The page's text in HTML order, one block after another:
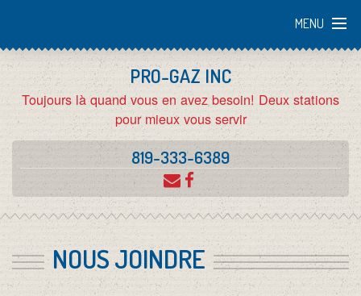
MENU
ACCUEIL
L'ENTREPRISE
EMPLOI
SERGAZ
PRO-GAZ INC
Toujours là quand vous en avez besoin! Deux stations
pour mieux vous servir
819-333-6389
NOUS JOINDRE